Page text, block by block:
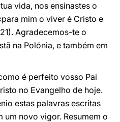
vida, nos ensinastes o
mim o viver é Cristo e
21). Agradecemos-te o
na Polónia, e também em
é perfeito vosso Pai
no Evangelho de hoje.
estas palavras escritas
um novo vigor. Resumem o